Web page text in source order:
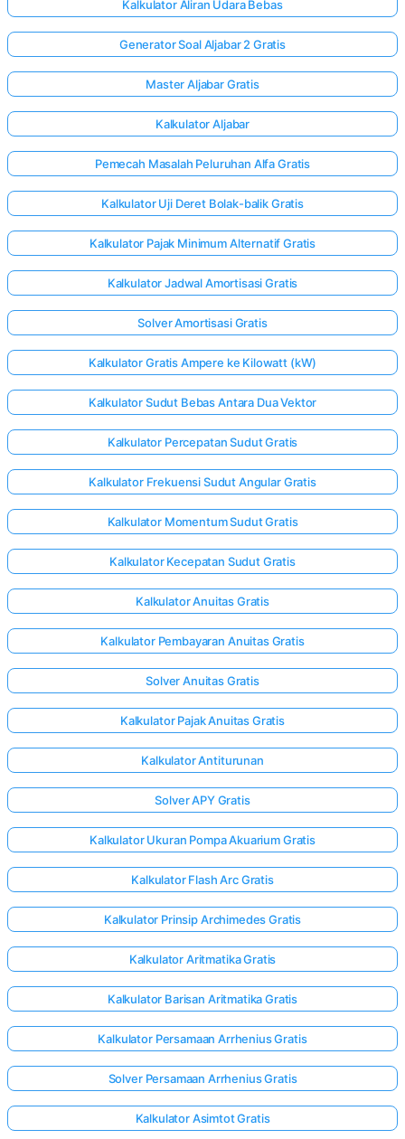
Kalkulator Aliran Udara Bebas
Generator Soal Aljabar 2 Gratis
Master Aljabar Gratis
Kalkulator Aljabar
Pemecah Masalah Peluruhan Alfa Gratis
Kalkulator Uji Deret Bolak-balik Gratis
Kalkulator Pajak Minimum Alternatif Gratis
Kalkulator Jadwal Amortisasi Gratis
Solver Amortisasi Gratis
Kalkulator Gratis Ampere ke Kilowatt (kW)
Kalkulator Sudut Bebas Antara Dua Vektor
Kalkulator Percepatan Sudut Gratis
Kalkulator Frekuensi Sudut Angular Gratis
Kalkulator Momentum Sudut Gratis
Kalkulator Kecepatan Sudut Gratis
Kalkulator Anuitas Gratis
Kalkulator Pembayaran Anuitas Gratis
Solver Anuitas Gratis
Kalkulator Pajak Anuitas Gratis
Kalkulator Antiturunan
Solver APY Gratis
Kalkulator Ukuran Pompa Akuarium Gratis
Kalkulator Flash Arc Gratis
Kalkulator Prinsip Archimedes Gratis
Kalkulator Aritmatika Gratis
Kalkulator Barisan Aritmatika Gratis
Kalkulator Persamaan Arrhenius Gratis
Solver Persamaan Arrhenius Gratis
Kalkulator Asimtot Gratis